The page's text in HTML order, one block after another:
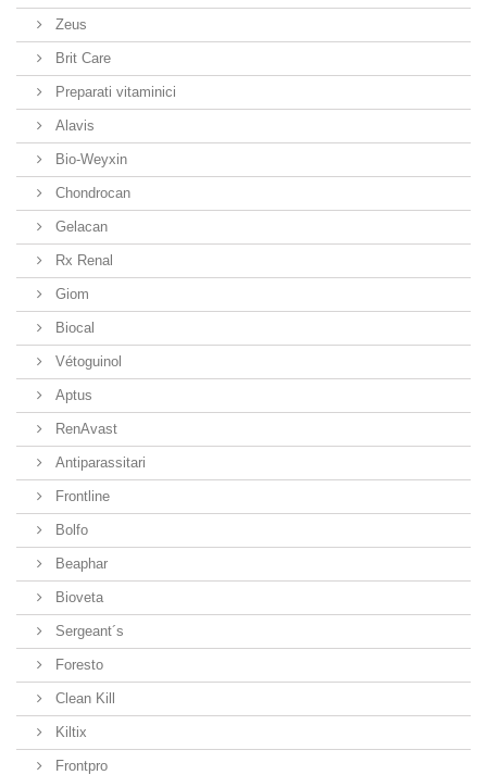
Zeus
Brit Care
Preparati vitaminici
Alavis
Bio-Weyxin
Chondrocan
Gelacan
Rx Renal
Giom
Biocal
Vétoguinol
Aptus
RenAvast
Antiparassitari
Frontline
Bolfo
Beaphar
Bioveta
Sergeant´s
Foresto
Clean Kill
Kiltix
Frontpro